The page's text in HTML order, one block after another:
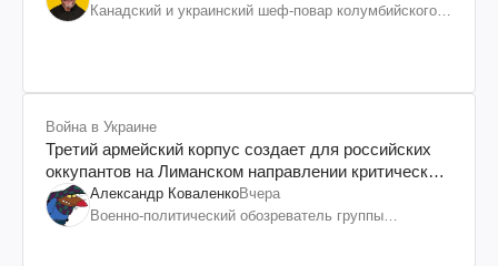
Канадский и украинский шеф-повар колумбийского
Война в Украине
Третий армейский корпус создает для российских
оккупантов на Лиманском направлении критический
дискомфорт: как это удалось
Александр КоваленкоВчера
Военно-политический обозреватель группы